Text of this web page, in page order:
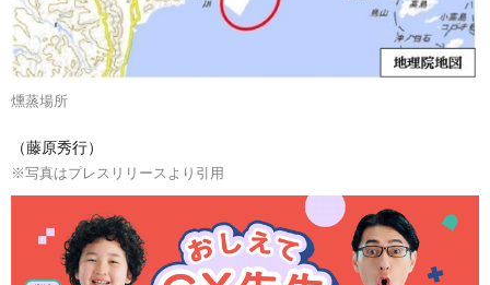
燻蒸場所
（藤原秀行）
※写真はプレスリリースより引用